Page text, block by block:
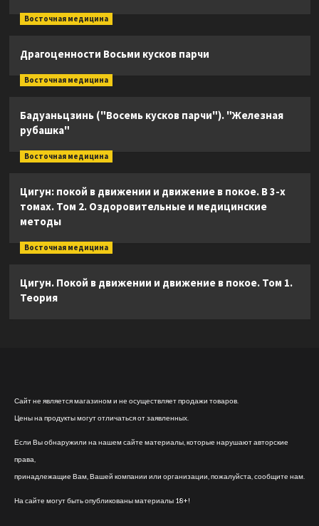
Восточная медицина
Драгоценности Восьми кусков парчи
Восточная медицина
Бадуаньцзинь ("Восемь кусков парчи"). "Железная
рубашка"
Восточная медицина
Цигун: покой в движении и движение в покое. В 3-х
томах. Том 2. Оздоровительные и медицинские
методы
Восточная медицина
Цигун. Покой в движении и движение в покое. Том 1.
Теория
Сайт не является магазином и не осуществляет продажи товаров.
Цены на продукты могут отличаться от заявленных.
Если Вы обнаружили на нашем сайте материалы, которые нарушают авторские
права,
принадлежащие Вам, Вашей компании или организации, пожалуйста, сообщите нам.
На сайте могут быть опубликованы материалы 18+!